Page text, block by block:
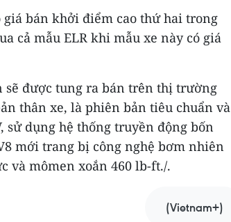
giá bán khởi điểm cao thứ hai trong
cả mẫu ELR khi mẫu xe này có giá
sẽ được tung ra bán trên thị trường
thân xe, là phiên bản tiêu chuẩn và
sử dụng hệ thống truyền động bốn
mới trang bị công nghệ bơm nhiên
và mômen xoắn 460 lb-ft./.
(Vietnam+)